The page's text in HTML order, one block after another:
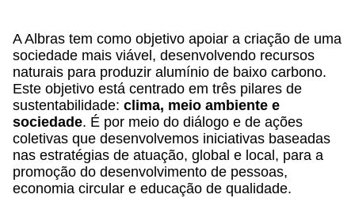
A Albras tem como objetivo apoiar a criação de uma
sociedade mais viável, desenvolvendo recursos
naturais para produzir alumínio de baixo carbono.
Este objetivo está centrado em três pilares de
sustentabilidade: clima, meio ambiente e
sociedade. É por meio do diálogo e de ações
coletivas que desenvolvemos iniciativas baseadas
nas estratégias de atuação, global e local, para a
promoção do desenvolvimento de pessoas,
economia circular e educação de qualidade.